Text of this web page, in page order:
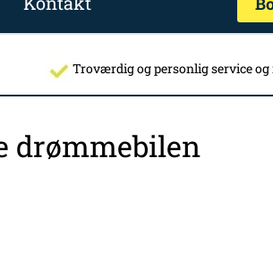
Troværdig og personlig service
drømmebilen